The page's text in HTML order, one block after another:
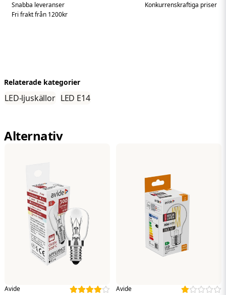
Snabba leveranser
Konkurrenskraftiga priser
Fri frakt från 1200kr
Alternativ
Avide Avide
Relaterade kategorier
LED-ljuskällor LED E14